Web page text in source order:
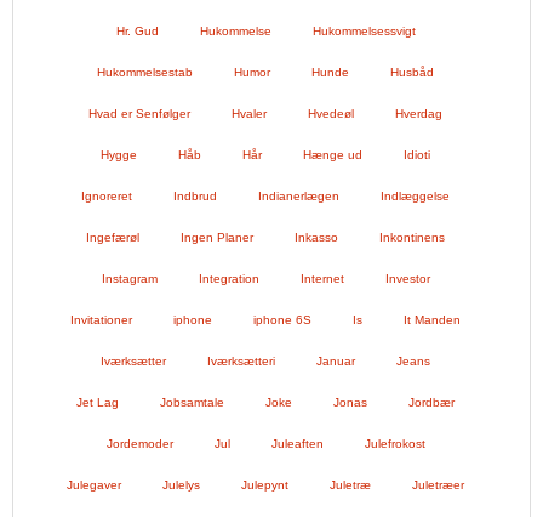
Hr. Gud Hukommelse Hukommelsessvigt
Hukommelsestab Humor Hunde Husbåd
Hvad er Senfølger Hvaler Hvedeøl Hverdag
Hygge Håb Hår Hænge ud Idioti
Ignoreret Indbrud Indianerlægen Indlæggelse
Ingefærøl Ingen Planer Inkasso Inkontinens
Instagram Integration Internet Investor
Invitationer iphone iphone 6S Is It Manden
Iværksætter Iværksætteri Januar Jeans
Jet Lag Jobsamtale Joke Jonas Jordbær
Jordemoder Jul Juleaften Julefrokost
Julegaver Julelys Julepynt Juletræ Juletræer